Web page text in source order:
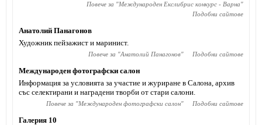
Повече за "Международен Екслибрис конкурс - Варна"
Подобни сайтове
Анатолий Панагонов
Художник пейзажист и маринист.
Повече за "Анатолий Панагонов" Подобни сайтове
Международен фотографски салон
Информация за условията за участие и журиране в Салона, архив
със селектирани и наградени творби от стари салони.
Повече за "Международен фотографски салон" Подобни сайтове
Галерия 10